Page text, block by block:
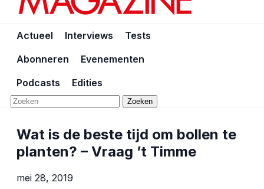
Actueel Interviews
Tests
Abonneren
Evenementen
Podcasts
Edities
Zoeken
Wat is de beste tijd om bollen te
planten? – Vraag ’t Timme
mei 28, 2019